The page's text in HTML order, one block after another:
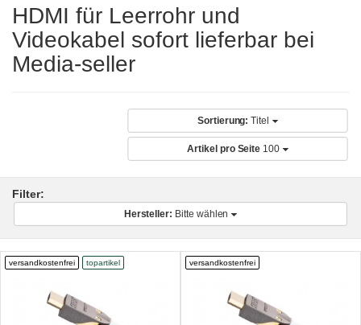
HDMI für Leerrohr und
Videokabel sofort lieferbar bei
Media-seller
Sortierung: Titel
Artikel pro Seite 100
Filter:
Hersteller: Bitte wählen
versandkostenfrei topartikel versandkostenfrei